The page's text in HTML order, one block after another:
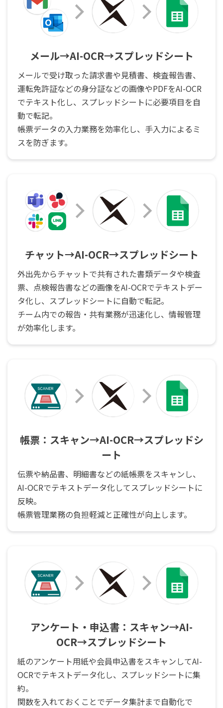
メール→AI-OCR→スプレッドシート
メールで受け取った請求書や見積書、検査報告書、
運転免許証などの身分証などの画像やPDFをAI-OCR
でテキスト化し、スプレッドシートに必要項目を自
動で転記。
帳票データの入力業務を効率化し、手入力によるミ
スを防ぎます。
チャット→AI-OCR→スプレッドシート
外出先からチャットで共有された書類データや検査
票、点検報告書などの画像をAI-OCRでテキストデー
タ化し、スプレッドシートに自動で転記。
チーム内での報告・共有業務が迅速化し、情報管理
が効率化します。
帳票：スキャン→AI-OCR→スプレッドシ
ート
伝票や納品書、明細書などの紙帳票をスキャンし、
AI-OCRでテキストデータ化してスプレッドシートに
反映。
帳票管理業務の負担軽減と正確性が向上します。
アンケート・申込書：スキャン→AI-
OCR→スプレッドシート
紙のアンケート用紙や会員申込書をスキャンしてAI-
OCRでテキストデータ化し、スプレッドシートに集
約。
関数を入れておくことでデータ集計まで自動化で